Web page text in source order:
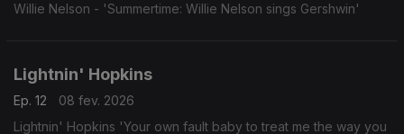
Willie Nelson - 'Summertime: Willie Nelson sings Gershwin'
Lightnin' Hopkins
Ep. 12
08 fev. 2026
Lightnin' Hopkins 'Your own fault baby to treat me the way you